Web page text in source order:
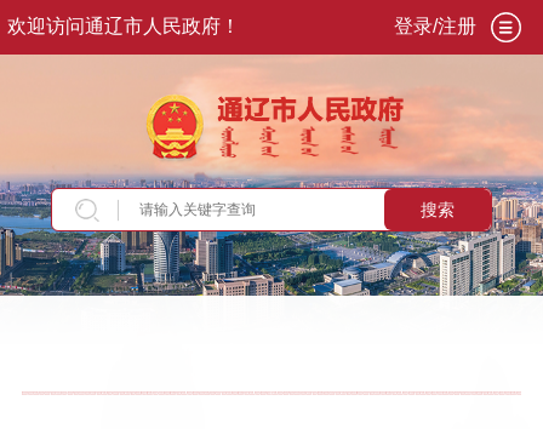
欢迎访问通辽市人民政府！ 登录/注册
搜索
当前位置：首页>政务公开>政府信息公开>法